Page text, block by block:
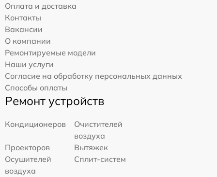
Оплата и доставка
Контакты
Вакансии
О компании
Ремонтируемые модели
Наши услуги
Согласие на обработку персональных данных
Способы оплаты
Ремонт устройств
Кондиционеров
Очистителей
воздуха
Проекторов
Вытяжек
Осушителей
воздуха
Сплит-систем